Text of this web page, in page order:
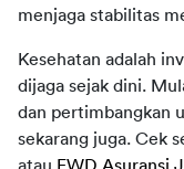
menjaga stabilitas
Kesehatan adalah
dijaga sejak dini.
dan pertimbangkan
sekarang juga. Cek
atau FWD Asuransi